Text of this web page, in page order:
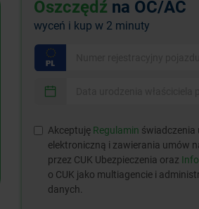
Oszczędź na OC/AC
wyceń i kup w 2 minuty
Akceptuję Regulamin świadczenia
elektroniczną i zawierania umów
przez CUK Ubezpieczenia oraz
o CUK jako multiagencie i
danych.